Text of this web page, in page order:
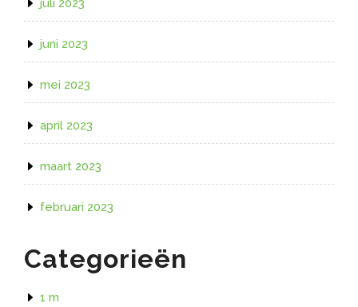
juli 2023
juni 2023
mei 2023
april 2023
maart 2023
februari 2023
Categorieën
1 m